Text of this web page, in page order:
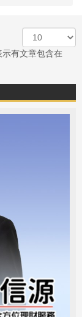
示
數
有文章包含在